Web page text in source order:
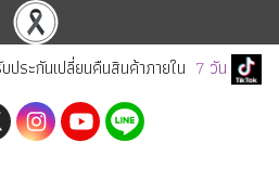
ประกันเปลี่ยนคืนสินค้าภายใน 7 วัน